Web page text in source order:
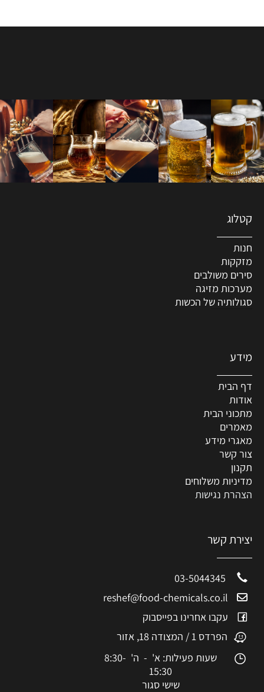
קטלוג
חנות
מזקקות
סירים משולבים
מערכות מזיגה
סגולותיה של הכשות
מידע
דף הבית
אודות
מתכוני הבית
מאמרים
מאגרי מידע
צור קשר
תקנון
מדיניות משלוחים
הצהרת נגישות
יצירת קשר
reshef@food-chemicals.co.il
עקבו אחרינו בפייסבוק
הפרדס 1 / המצודה 18, אזור
שעות פעילות: א' - ה' 8:30-
15:30
שישי סגור